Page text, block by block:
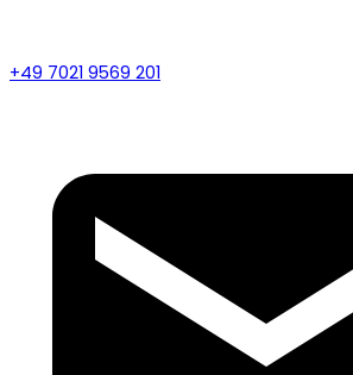
+49 7021 9569 201